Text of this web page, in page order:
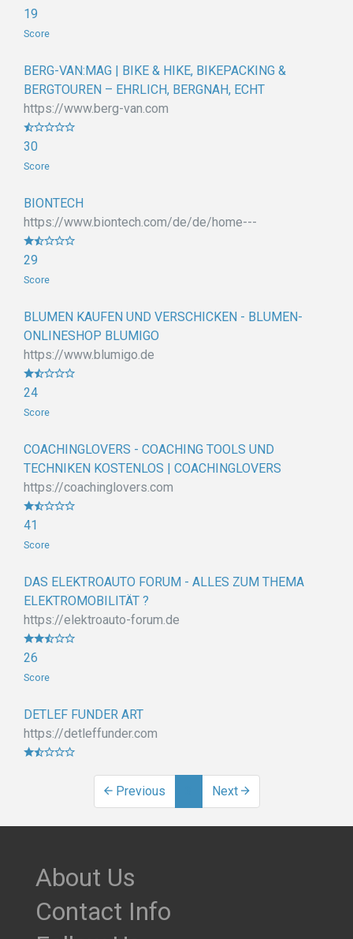
19
Score
BERG-VAN:MAG | BIKE & HIKE, BIKEPACKING &
BERGTOUREN – EHRLICH, BERGNAH, ECHT
https://www.berg-van.com
30
Score
BIONTECH
https://www.biontech.com/de/de/home---
29
Score
BLUMEN KAUFEN UND VERSCHICKEN - BLUMEN-
ONLINESHOP BLUMIGO
https://www.blumigo.de
24
Score
COACHINGLOVERS - COACHING TOOLS UND
TECHNIKEN KOSTENLOS | COACHINGLOVERS
https://coachinglovers.com
41
Score
DAS ELEKTROAUTO FORUM - ALLES ZUM THEMA
ELEKTROMOBILITÄT ?
https://elektroauto-forum.de
26
Score
DETLEF FUNDER ART
https://detleffunder.com
Previous Next
About Us
Contact Info